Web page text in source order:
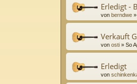
Erledigt -
von berndwe »
Verkauft
von osti » So
Erledigt
von